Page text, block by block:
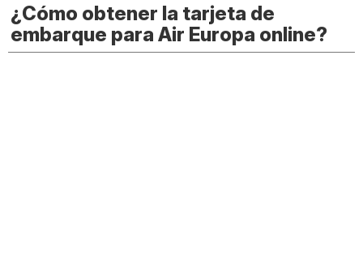
¿Cómo obtener la tarjeta de
embarque para Air Europa online?